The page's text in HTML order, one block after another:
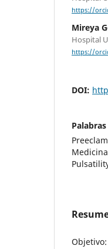
https://
Mireya
Hospital
https://
DOI: